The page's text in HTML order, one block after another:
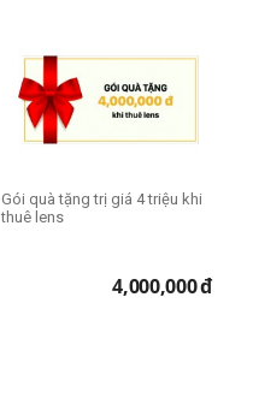
Gói quà tặng trị giá 4 triệu khi
thuê lens
4,000,000đ